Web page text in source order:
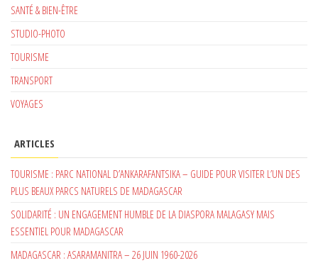
SANTÉ & BIEN-ÊTRE
STUDIO-PHOTO
TOURISME
TRANSPORT
VOYAGES
ARTICLES
TOURISME : PARC NATIONAL D’ANKARAFANTSIKA – GUIDE POUR VISITER L’UN DES
PLUS BEAUX PARCS NATURELS DE MADAGASCAR
SOLIDARITÉ : UN ENGAGEMENT HUMBLE DE LA DIASPORA MALAGASY MAIS
ESSENTIEL POUR MADAGASCAR
MADAGASCAR : ASARAMANITRA – 26 JUIN 1960-2026